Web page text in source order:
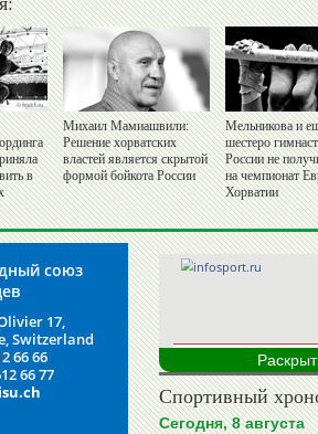
в
Михаил Мамиашвили:
Решение хорватских
властей является скрытой
формой бойкота России
Мельникова и
шестеро
России не
на чемпионат
Хорватии
союз
17,
Switzerland
66 66
66 77
Спортивный
Сегодня, 8 августа